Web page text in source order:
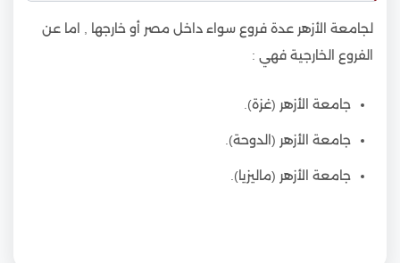
لجامعة الأزهر عدة فروع سواء داخل مصر أو خارجها , اما عن
الفروع الخارجية فهي :
جامعة الأزهر (غزة).
جامعة الأزهر (الدوحة).
جامعة الأزهر (ماليزيا).